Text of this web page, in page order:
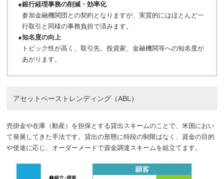
●銀行経理事務の削減・効率化
参加金融機関団との契約となりますが、実質的にはほとんど一
行取引と同様の事務負担で済みます。
●知名度の向上
トピック性が高く、取引先、投資家、金融機関等への知名度が
あがります。
アセットベーストレンディング（ABL）
売掛金や在庫（動産）を担保とする貸出スキームのことで、米国におい
て発展してきた手法です。貸出の形態に特段の制限はなく、資金の目的
や使途に応じ、オーダーメードで資金調達スキームを組立てます。